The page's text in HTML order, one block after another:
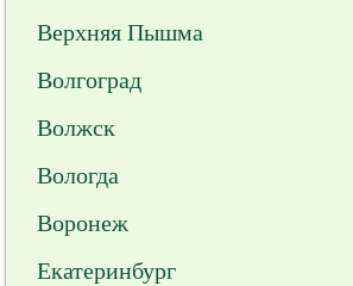
Верхняя Пышма
Волгоград
Волжск
Вологда
Воронеж
Екатеринбург